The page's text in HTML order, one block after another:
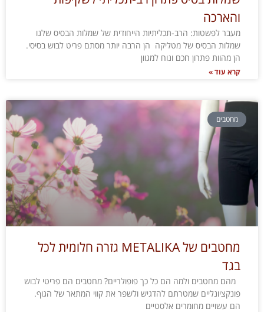
והארכה
מעבר לפשטות: הרב-תכליתיות הייחודית של שמלות הבסיס שלנו
שמלות הבסיס של מטליקה הן הרבה יותר מסתם פריט לבוש בסיסי.
הן מהוות פתרון חכם ונוח למגוון
קרא עוד »
מחטבים
מחטבים של METALIKA גזרה חלומית לכל
בגד
מהם מחטבים ולמה הם כל כך פופולריים? מחטבים הם פריטי לבוש
פונקציונליים שמטרתם להדגיש ולשפר את קווי המתאר של הגוף.
הם עשויים מחומרים אלסטיים